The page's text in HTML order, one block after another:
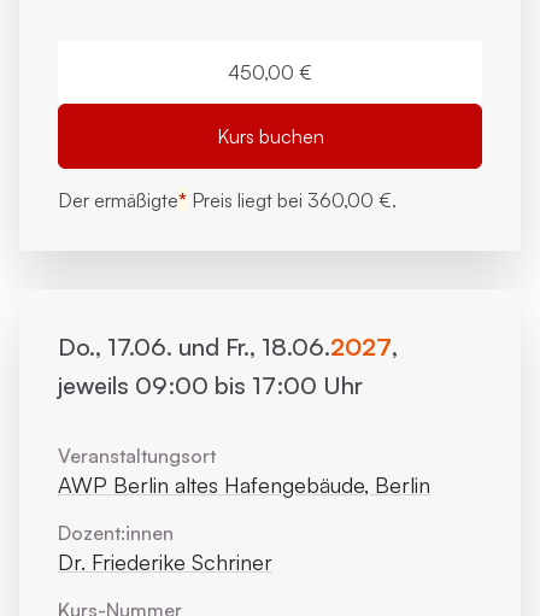
450,00 €
Kurs buchen
Der ermäßigte* Preis liegt bei 360,00 €.
Do., 17.06. und Fr., 18.06.2027,
jeweils 09:00 bis 17:00 Uhr
Veranstaltungsort
AWP Berlin altes Hafengebäude, Berlin
Dozent:innen
Dr. Friederike Schriner
Kurs-Nummer